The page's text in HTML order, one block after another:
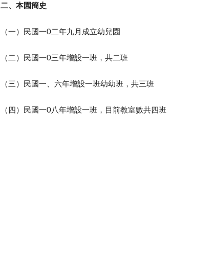
二、本園簡史
（一）民國一0二年九月成立幼兒園
（二）民國一0三年增設一班，共二班
（三）民國一、 六年增設一班幼幼班，共三班
（四）民國一0八年增設一班，目前教室數共四班